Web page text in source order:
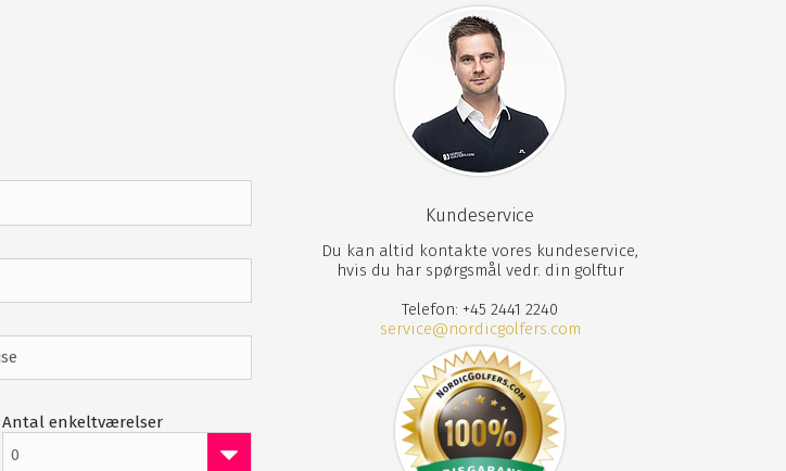
Antal enkeltværelser
0
Kundeservice
Du kan altid kontakte vores kundeservice,
hvis du har spørgsmål vedr. din golftur
Telefon: +45 2441 2240
service@nordicgolfers.com